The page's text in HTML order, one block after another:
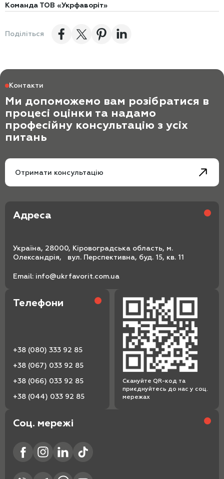
Команда ТОВ «Укрфаворіт»
Поділіться
Контакти
Ми допоможемо вам розібратися в
процесі оцінки та надамо
професійну консультацію з усіх
питань
Отримати консультацію
Адреса
Україна, 28000, Кіровоградська область, м.
Олександрія, вул. Перспективна, буд. 15, кв. 11
Email: info@ukrfavorit.com.ua
Телефони
+38 (080) 333 92 85
+38 (067) 033 92 85
+38 (066) 033 92 85
+38 (044) 033 92 85
Соц. мережі
Скануйте QR-код та
приєднуйтесь до нас у соц.
мережах